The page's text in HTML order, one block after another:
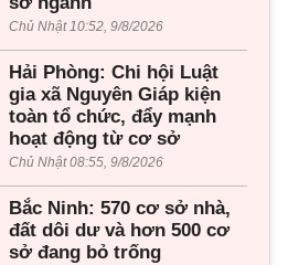
Chủ Nhật 10:52, 9/8/2026
Hải Phòng: Chi hội Luật
gia xã Nguyên Giáp kiện
toàn tổ chức, đẩy mạnh
hoạt động từ cơ sở
Chủ Nhật 08:55, 9/8/2026
Bắc Ninh: 570 cơ sở nhà,
đất dôi dư và hơn 500 cơ
sở đang bỏ trống